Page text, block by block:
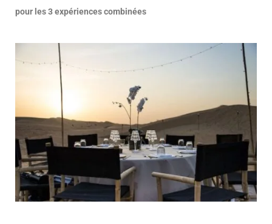
pour les 3 expériences combinées